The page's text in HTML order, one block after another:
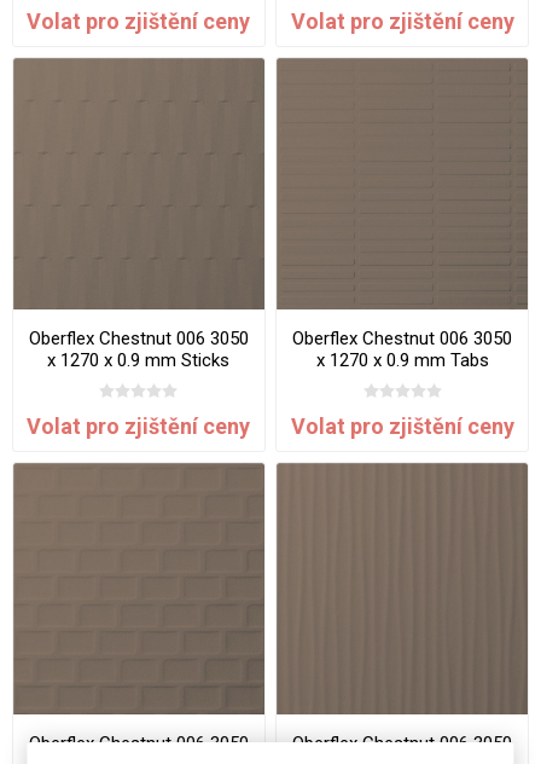
Volat pro zjištění ceny Volat pro zjištění ceny
Oberflex Chestnut 006 3050
x 1270 x 0.9 mm Sticks
Volat pro zjištění ceny
Oberflex Chestnut 006 3050
x 1270 x 0.9 mm Tabs
Volat pro zjištění ceny
Oberflex Chestnut 006 3050
Oberflex Chestnut 006 3050